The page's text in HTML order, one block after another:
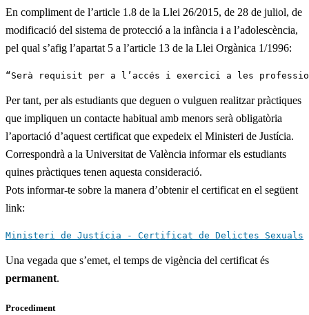
En compliment de l’article 1.8 de la Llei 26/2015, de 28 de juliol, de
modificació del sistema de protecció a la infància i a l’adolescència,
pel qual s’afig l’apartat 5 a l’article 13 de la Llei Orgànica 1/1996:
“Serà requisit per a l’accés i exercici a les
Per tant, per als estudiants que deguen o vulguen realitzar pràctiques
que impliquen un contacte habitual amb menors serà obligatòria
l’aportació d’aquest certificat que expedeix el Ministeri de Justícia.
Correspondrà a la Universitat de València informar els estudiants
quines pràctiques tenen aquesta consideració.
Pots informar-te sobre la manera d’obtenir el certificat en el següent
link:
Ministeri de Justícia - Certificat de Delictes Sexuals
Una vegada que s’emet, el temps de vigència del certificat és
permanent.
Procediment